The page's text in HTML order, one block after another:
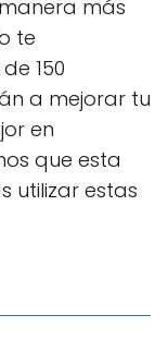
más
te
150
a mejorar tu
en
que esta
utilizar estas